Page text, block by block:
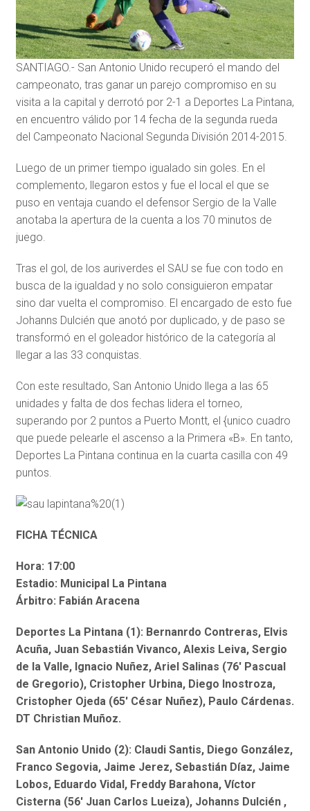
SANTIAGO.- San Antonio Unido recuperó el mando del
campeonato, tras ganar un parejo compromiso en su
visita a la capital y derrotó por 2-1 a Deportes La Pintana,
en encuentro válido por 14 fecha de la segunda rueda
del Campeonato Nacional Segunda División 2014-2015.
Luego de un primer tiempo igualado sin goles. En el
complemento, llegaron estos y fue el local el que se
puso en ventaja cuando el defensor Sergio de la Valle
anotaba la apertura de la cuenta a los 70 minutos de
juego.
Tras el gol, de los auriverdes el SAU se fue con todo en
busca de la igualdad y no solo consiguieron empatar
sino dar vuelta el compromiso. El encargado de esto fue
Johanns Dulcién que anotó por duplicado, y de paso se
transformó en el goleador histórico de la categoría al
llegar a las 33 conquistas.
Con este resultado, San Antonio Unido llega a las 65
unidades y falta de dos fechas lidera el torneo,
superando por 2 puntos a Puerto Montt, el {unico cuadro
que puede pelearle el ascenso a la Primera «B». En tanto,
Deportes La Pintana continua en la cuarta casilla con 49
puntos.
FICHA TÉCNICA
Hora: 17:00
Estadio: Municipal La Pintana
Árbitro: Fabián Aracena
Deportes La Pintana (1): Bernanrdo Contreras, Elvis
Acuña, Juan Sebastián Vivanco, Alexis Leiva, Sergio
de la Valle, Ignacio Nuñez, Ariel Salinas (76′ Pascual
de Gregorio), Cristopher Urbina, Diego Inostroza,
Cristopher Ojeda (65′ César Nuñez), Paulo Cárdenas.
DT Christian Muñoz.
San Antonio Unido (2): Claudi Santis, Diego González,
Franco Segovia, Jaime Jerez, Sebastián Díaz, Jaime
Lobos, Eduardo Vidal, Freddy Barahona, Víctor
Cisterna (56′ Juan Carlos Lueiza), Johanns Dulcién ,